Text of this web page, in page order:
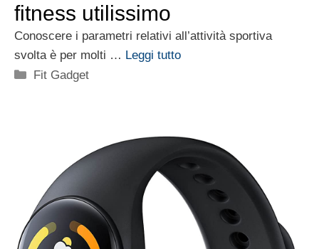
fitness utilissimo
Conoscere i parametri relativi all’attività sportiva
svolta è per molti … Leggi tutto
Categorie
Fit Gadget